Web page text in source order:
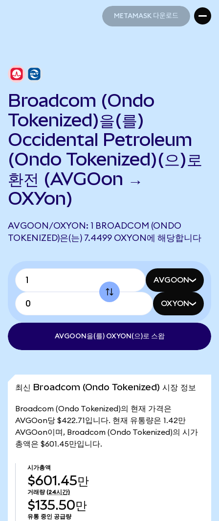
METAMASK 다운로드
Broadcom (Ondo
Tokenized)을(를)
Occidental Petroleum
(Ondo Tokenized)(으)로
환전 (AVGOon →
OXYon)
AVGOON/OXYON: 1 BROADCOM (ONDO
TOKENIZED)은(는) 7.4499 OXYON에 해당합니다
AVGOON
OXYON
AVGOON을(를) OXYON(으)로 스왑
최신 Broadcom (Ondo Tokenized) 시장 정보
Broadcom (Ondo Tokenized)의 현재 가격은
AVGOon당 $422.71입니다. 현재 유통량은 1.42만
AVGOon이며, Broadcom (Ondo Tokenized)의 시가
총액은 $601.45만입니다.
시가총액
$601.45만
거래량 (24시간)
$135.50만
유통 중인 공급량